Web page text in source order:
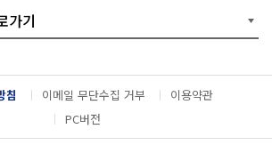
기
G
o
g
l
e
l
e
서
다
운
드
가기
침 이메일 무단수집 거부
이용약관
PC버전